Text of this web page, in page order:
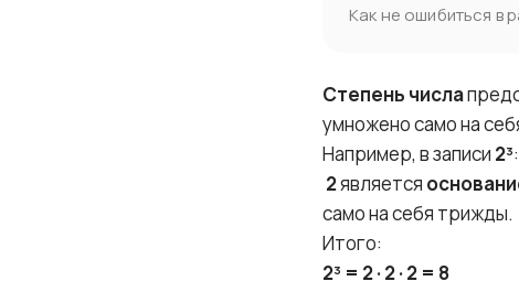
Как не ошибиться в
Степень числа
умножено само на
Например, в записи 2³:
2является
само на себя трижды.
Итого:
2³ = 2 · 2 · 2 = 8